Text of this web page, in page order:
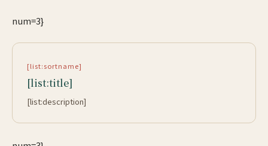
num=3}
[list:sortname]
[list:title]
[list:description]